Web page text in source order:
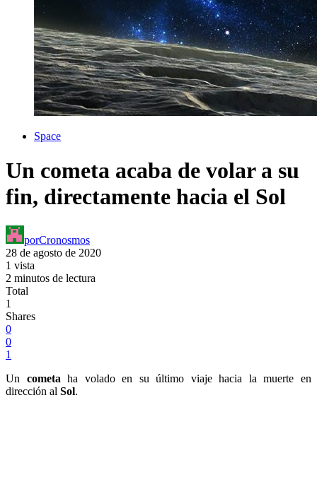
Space
Un cometa acaba de volar a su
fin, directamente hacia el Sol
porCronosmos
28 de agosto de 2020
1 vista
2 minutos de lectura
Total
1
Shares
0
0
1
Un cometa ha volado en su último viaje hacia la muerte en
dirección al Sol.